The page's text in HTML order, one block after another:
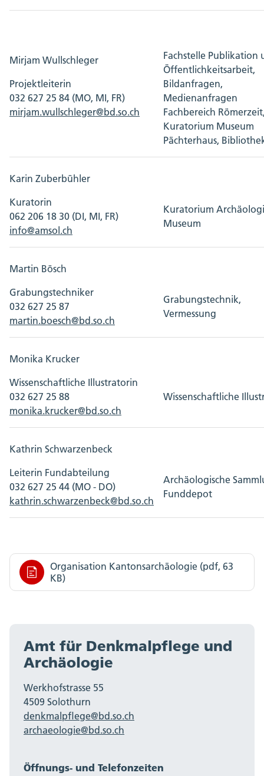
Mirjam Wullschleger
Projektleiterin
032 627 25 84 (MO, MI, FR)
mirjam.wullschleger@bd.so.ch
Fachstelle Publikation
Öffentlichkeitsarbeit,
Bildanfragen,
Medienanfragen
Fachbereich
Kuratorium Museum
Pächterhaus,
Karin Zuberbühler
Kuratorin
062 206 18 30 (DI, MI, FR)
info@amsol.ch
Kuratorium
Museum
Martin Bösch
Grabungstechniker
032 627 25 87
martin.boesch@bd.so.ch
Grabungstechnik,
Vermessung
Monika Krucker
Wissenschaftliche Illustratorin
032 627 25 88
monika.krucker@bd.so.ch
Wissenschaftliche
Kathrin Schwarzenbeck
Leiterin Fundabteilung
032 627 25 44 (MO - DO)
kathrin.schwarzenbeck@bd.so.ch
Archäologische
Funddepot
Organisation Kantonsarchäologie (pdf, 63
KB)
Amt für Denkmalpflege und
Archäologie
Werkhofstrasse 55
4509 Solothurn
denkmalpflege@bd.so.ch
archaeologie@bd.so.ch
Öffnungs- und Telefonzeiten